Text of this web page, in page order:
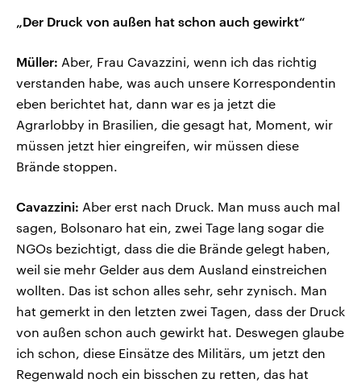
„Der Druck von außen hat schon auch gewirkt“
Müller: Aber, Frau Cavazzini, wenn ich das richtig
verstanden habe, was auch unsere Korrespondentin
eben berichtet hat, dann war es ja jetzt die
Agrarlobby in Brasilien, die gesagt hat, Moment, wir
müssen jetzt hier eingreifen, wir müssen diese
Brände stoppen.
Cavazzini: Aber erst nach Druck. Man muss auch mal
sagen, Bolsonaro hat ein, zwei Tage lang sogar die
NGOs bezichtigt, dass die die Brände gelegt haben,
weil sie mehr Gelder aus dem Ausland einstreichen
wollten. Das ist schon alles sehr, sehr zynisch. Man
hat gemerkt in den letzten zwei Tagen, dass der Druck
von außen schon auch gewirkt hat. Deswegen glaube
ich schon, diese Einsätze des Militärs, um jetzt den
Regenwald noch ein bisschen zu retten, das hat